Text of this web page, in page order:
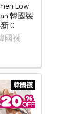
Low
韓國製
C
國襪
韓國襪